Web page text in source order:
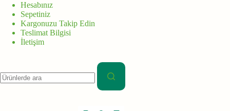
Hesabınız
Sepetiniz
Kargonuzu Takip Edin
Teslimat Bilgisi
İletişim